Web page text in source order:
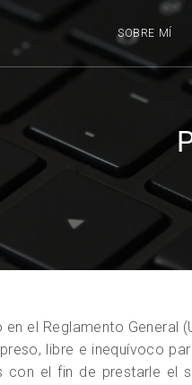
SOBRE MÍ
el Reglamento
libre e inequívoco
con el fin de prestarle